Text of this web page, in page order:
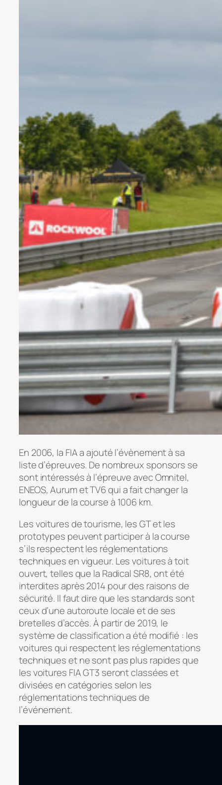
En 2006, la FIA a ajouté l’évènement à sa
liste d’épreuves. De nombreux sponsors se
sont intéressés à l’épreuve avec Omnitel,
ENEOS, Aurum et TV6 qui a fait changer la
longueur de la course à 1006 km.
Les voitures de tourisme, les GT et les
prototypes peuvent participer à la course
s’ils respectent les réglementations
techniques en vigueur. Les voitures à toit
ouvert, telles que la Radical SR8, ont été
interdites après 2014 pour des raisons de
sécurité. Il faut dire que les standards sont
ceux d’une autoroute locale et de ses
bretelles d’accès. À partir de 2019, le
système de classification a été modifié : les
voitures qui respectent les réglementations
techniques et ne sont pas plus rapides que
les voitures FIA GT3 seront classées et
divisées en catégories selon les
réglementations techniques de
l’événement.